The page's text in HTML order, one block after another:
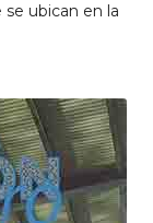
ubican en la